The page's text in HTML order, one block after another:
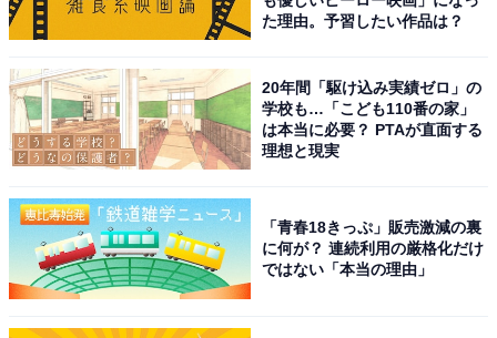
た理由。予習したい作品は？
20年間「駆け込み実績ゼロ」の
学校も…「こども110番の家」
は本当に必要？ PTAが直面する
理想と現実
「青春18きっぷ」販売激減の裏
に何が？ 連続利用の厳格化だけ
ではない「本当の理由」